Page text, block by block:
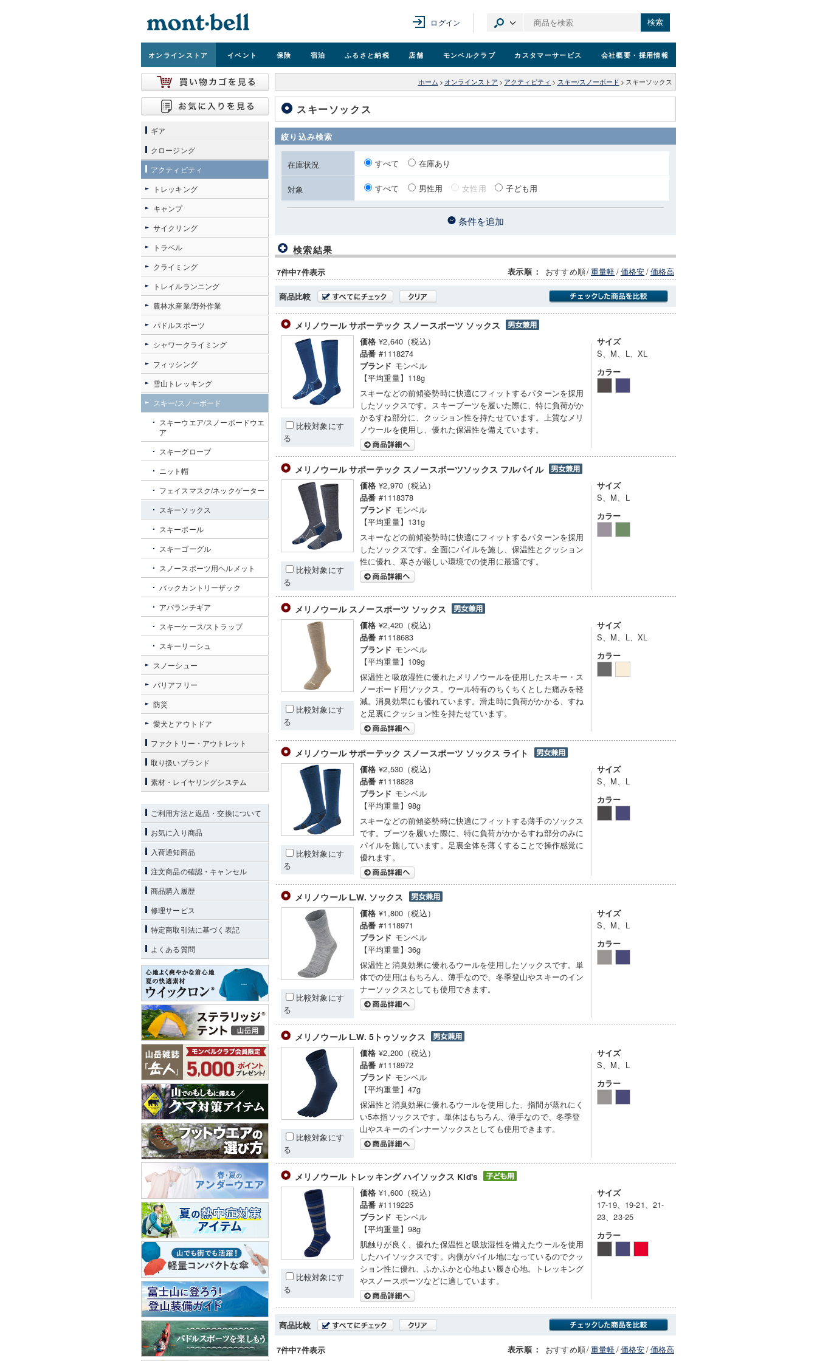
ログイン 検索
オンラインストア イベント 保険 宿泊 ふるさと納税 店舗 モンベルクラブ カスタマーサービス 会社概要 ・採用情報
ホーム > オンラインストア > アクティビティ > スキー/スノーボード > スキーソックス
スキーソックス
絞り込み検索
在庫状況 すべて 在庫あり
対象 すべて 男性用 女性用 子ども用
条件を追加
検索結果
7件中7件表示 表示順 ： おすすめ順/重量軽/価格安/価格高
商品比較
メリノウール サポーテック スノースポーツ ソックス
比較対象にす
る
価格 ¥2,640（税込）
品番 #1118274
ブランド モンベル
【平均重量】118g
スキーなどの前傾姿勢時に快適にフィットするパターンを採用
したソックスです。スキーブーツを履いた際に、特に負荷がか
かるすね部分に、クッション性を持たせています。上質なメリ
ノウールを使用し、優れた保温性を備えています。
サイズ
S、M、L、XL
カラー
メリノウール サポーテック スノースポーツソックス フルパイル
比較対象にす
る
価格 ¥2,970（税込）
品番 #1118378
ブランド モンベル
【平均重量】131g
スキーなどの前傾姿勢時に快適にフィットするパターンを採用
したソックスです。全面にパイルを施し、保温性とクッション
性に優れ、寒さが厳しい環境での使用に最適です。
サイズ
S、M、L
カラー
メリノウール スノースポーツ ソックス
比較対象にす
る
価格 ¥2,420（税込）
品番 #1118683
ブランド モンベル
【平均重量】109g
保温性と吸放湿性に優れたメリノウールを使用したスキー・ス
ノーボード用ソックス。ウール特有のちくちくとした痛みを軽
減。消臭効果にも優れています。滑走時に負荷がかかる、すね
と足裏にクッション性を持たせています。
サイズ
S、M、L、XL
カラー
メリノウール サポーテック スノースポーツ ソックス ライト
比較対象にす
る
価格 ¥2,530（税込）
品番 #1118828
ブランド モンベル
【平均重量】98g
スキーなどの前傾姿勢時に快適にフィットする薄手のソックス
です。ブーツを履いた際に、特に負荷がかかるすね部分のみに
パイルを施しています。足裏全体を薄くすることで操作感覚に
優れます。
サイズ
S、M、L
カラー
メリノウール L.W. ソックス
比較対象にす
る
価格 ¥1,800（税込）
品番 #1118971
ブランド モンベル
【平均重量】36g
保温性と消臭効果に優れるウールを使用したソックスです。単
体での使用はもちろん、薄手なので、冬季登山やスキーのイン
ナーソックスとしても使用できます。
サイズ
S、M、L
カラー
メリノウール L.W. 5トゥソックス
比較対象にす
る
価格 ¥2,200（税込）
品番 #1118972
ブランド モンベル
【平均重量】47g
保温性と消臭効果に優れるウールを使用した、指間が蒸れにく
い5本指ソックスです。単体はもちろん、薄手なので、冬季登
山やスキーのインナーソックスとしても使用できます。
サイズ
S、M、L
カラー
メリノウール トレッキング ハイソックス Kid's
比較対象にす
る
価格 ¥1,600（税込）
品番 #1119225
ブランド モンベル
【平均重量】98g
肌触りが良く、優れた保温性と吸放湿性を備えたウールを使用
したハイソックスです。内側がパイル地になっているのでクッ
ション性に優れ、ふかふかと心地よい履き心地。トレッキング
やスノースポーツなどに適しています。
サイズ
17-19、19-21、21-
23、23-25
カラー
商品比較
7件中7件表示 表示順 ： おすすめ順/重量軽/価格安/価格高
ギア
クロージング
アクティビティ
トレッキング
キャンプ
サイクリング
トラベル
クライミング
トレイルランニング
農林水産業/野外作業
パドルスポーツ
シャワークライミング
フィッシング
雪山トレッキング
スキー/スノーボード
スキーウエア/スノーボードウエ
ア
スキーグローブ
ニット帽
フェイスマスク/ネックゲーター
スキーソックス
スキーポール
スキーゴーグル
スノースポーツ用ヘルメット
バックカントリーザック
アバランチギア
スキーケース/ストラップ
スキーリーシュ
スノーシュー
バリアフリー
防災
愛犬とアウトドア
ファクトリー・アウトレット
取り扱いブランド
素材・レイヤリングシステム
ご利用方法と返品・交換について
お気に入り商品
入荷通知商品
注文商品の確認・キャンセル
商品購入履歴
修理サービス
特定商取引法に基づく表記
よくある質問